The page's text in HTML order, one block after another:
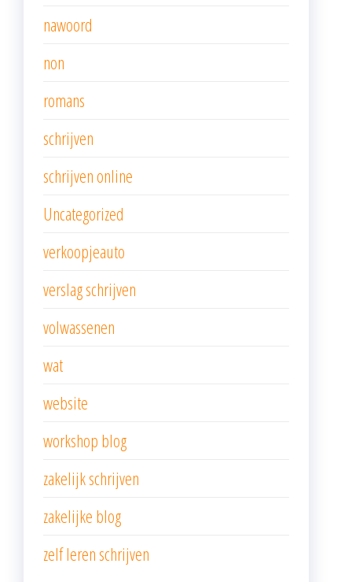
nawoord
non
romans
schrijven
schrijven online
Uncategorized
verkoopjeauto
verslag schrijven
volwassenen
wat
website
workshop blog
zakelijk schrijven
zakelijke blog
zelf leren schrijven